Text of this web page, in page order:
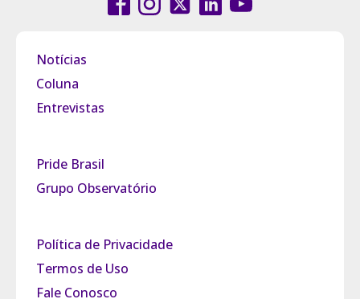
Notícias
Coluna
Entrevistas
Pride Brasil
Grupo Observatório
Política de Privacidade
Termos de Uso
Fale Conosco